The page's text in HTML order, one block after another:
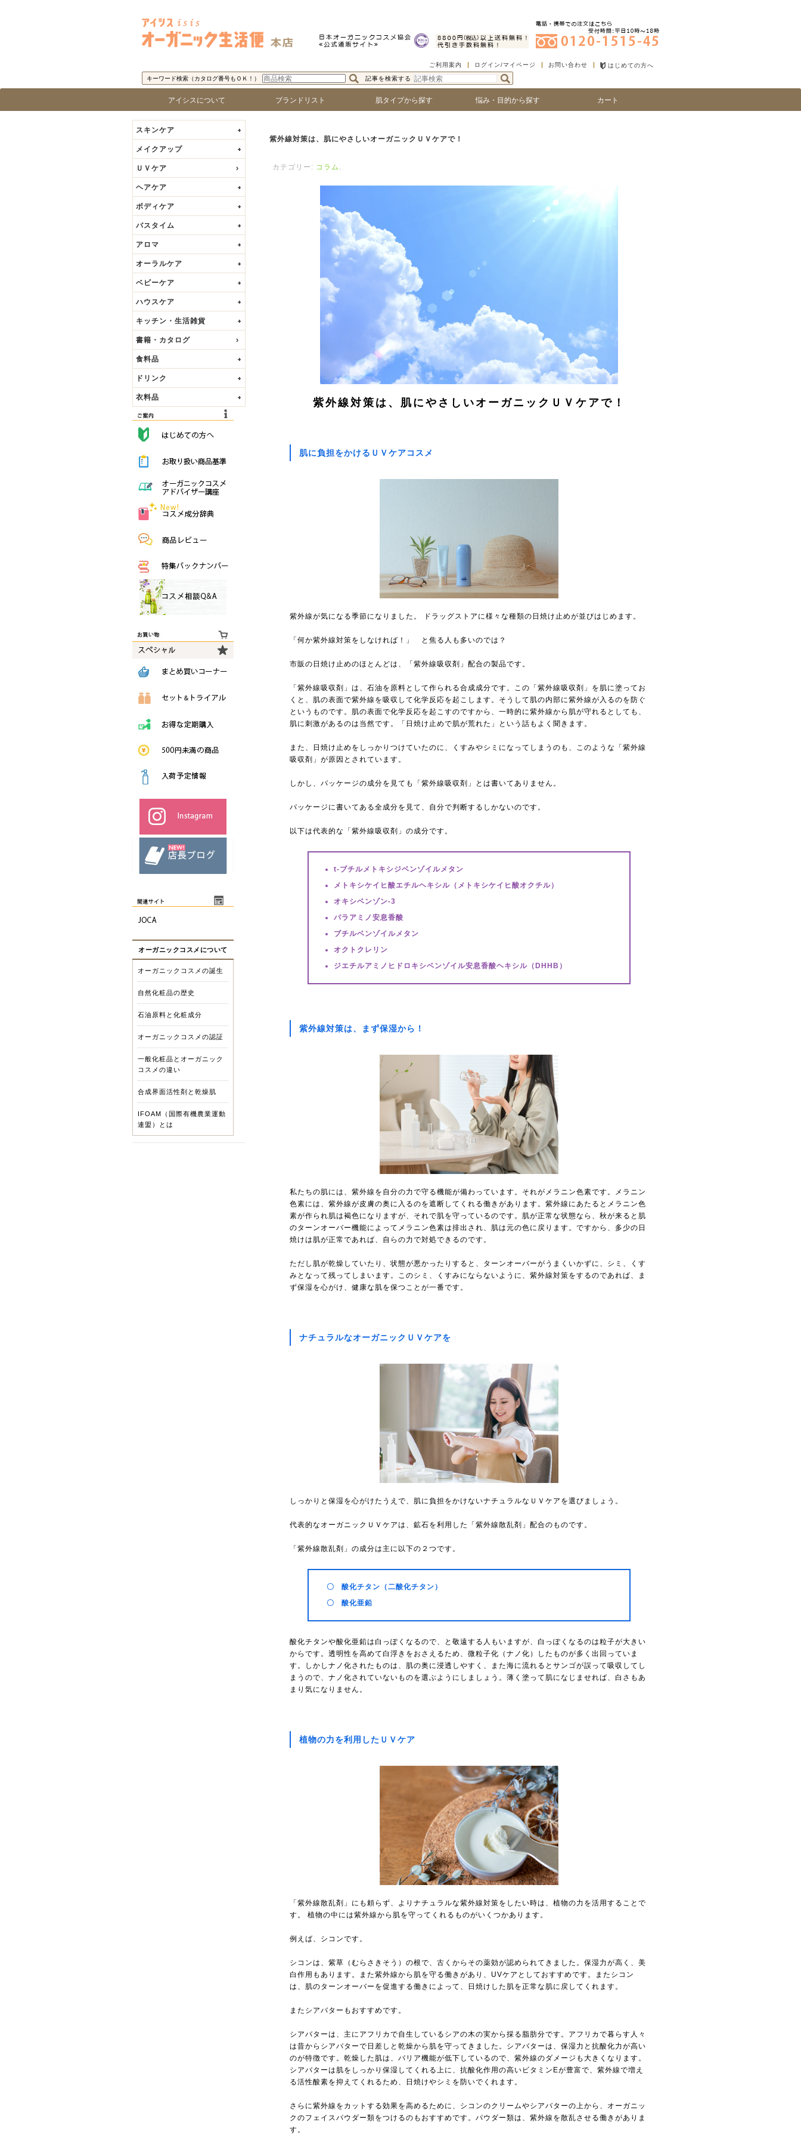
コ
ン
テ
ツ
へ
キ
ご利用案内 ログイン/マイページ お問い合わせ はじめての方へ
キーワード検索（カタログ番号もＯＫ！） 記事を検索する
アイシスについて ブランドリスト 肌タイプから探す 悩み・目的から探す カート
紫外線対策は、肌にやさしいオーガニックＵＶケアで！
カテゴリー: コラム .
紫外線対策は、肌にやさしいオーガニックＵＶケアで！
肌に負担をかけるＵＶケアコスメ
紫外線が気になる季節になりました。 ドラッグストアに様々な種類の日焼け止めが並びはじめます。
「何か紫外線対策をしなければ！」 と焦る人も多いのでは？
市販の日焼け止めのほとんどは、「紫外線吸収剤」配合の製品です。
「紫外線吸収剤」は、石油を原料として作られる合成成分です。この「紫外線吸収剤」を肌に塗ってお
くと、肌の表面で紫外線を吸収して化学反応を起こします。そうして肌の内部に紫外線が入るのを防ぐ
というものです。肌の表面で化学反応を起こすのですから、一時的に紫外線から肌が守れるとしても、
肌に刺激があるのは当然です。「日焼け止めで肌が荒れた」という話もよく聞きます。
また、日焼け止めをしっかりつけていたのに、くすみやシミになってしまうのも、このような「紫外線
吸収剤」が原因とされています。
しかし、パッケージの成分を見ても「紫外線吸収剤」とは書いてありません。
パッケージに書いてある全成分を見て、自分で判断するしかないのです。
以下は代表的な「紫外線吸収剤」の成分です。
t-ブチルメトキシジベンゾイルメタン
メトキシケイヒ酸エチルヘキシル（メトキシケイヒ酸オクチル）
オキシベンゾン-3
パラアミノ安息香酸
ブチルベンゾイルメタン
オクトクレリン
ジエチルアミノヒドロキシベンゾイル安息香酸ヘキシル（DHHB）
紫外線対策は、まず保湿から！
私たちの肌には、紫外線を自分の力で守る機能が備わっています。それがメラニン色素です。メラニン
色素には、紫外線が皮膚の奥に入るのを遮断してくれる働きがあります。紫外線にあたるとメラニン色
素が作られ肌は褐色になりますが、それで肌を守っているのです。肌が正常な状態なら、秋が来ると肌
のターンオーバー機能によってメラニン色素は排出され、肌は元の色に戻ります。ですから、多少の日
焼けは肌が正常であれば、自らの力で対処できるのです。
ただし肌が乾燥していたり、状態が悪かったりすると、ターンオーバーがうまくいかずに、シミ、くす
みとなって残ってしまいます。このシミ、くすみにならないように、紫外線対策をするのであれば、ま
ず保湿を心がけ、健康な肌を保つことが一番です。
ナチュラルなオーガニックＵＶケアを
しっかりと保湿を心がけたうえで、肌に負担をかけないナチュラルなＵＶケアを選びましょう。
代表的なオーガニックＵＶケアは、鉱石を利用した「紫外線散乱剤」配合のものです。
「紫外線散乱剤」の成分は主に以下の２つです。
酸化チタン（二酸化チタン）
酸化亜鉛
酸化チタンや酸化亜鉛は白っぽくなるので、と敬遠する人もいますが、白っぽくなるのは粒子が大きい
からです。透明性を高めて白浮きをおさえるため、微粒子化（ナノ化）したものが多く出回っていま
す。しかしナノ化されたものは、肌の奥に浸透しやすく、また海に流れるとサンゴが誤って吸収してし
まうので、ナノ化されていないものを選ぶようにしましょう。薄く塗って肌になじませれば、白さもあ
まり気になりません。
植物の力を利用したＵＶケア
「紫外線散乱剤」にも頼らず、よりナチュラルな紫外線対策をしたい時は、植物の力を活用することで
す。 植物の中には紫外線から肌を守ってくれるものがいくつかあります。
例えば、シコンです。
シコンは、紫草（むらさきそう）の根で、古くからその薬効が認められてきました。保湿力が高く、美
白作用もあります。また紫外線から肌を守る働きがあり、UVケアとしておすすめです。またシコン
は、肌のターンオーバーを促進する働きによって、日焼けした肌を正常な肌に戻してくれます。
またシアバターもおすすめです。
シアバターは、主にアフリカで自生しているシアの木の実から採る脂肪分です。アフリカで暮らす人々
は昔からシアバターで日差しと乾燥から肌を守ってきました。シアバターは、保湿力と抗酸化力が高い
のが特徴です。乾燥した肌は、バリア機能が低下しているので、紫外線のダメージも大きくなります。
シアバターは肌をしっかり保湿してくれる上に、抗酸化作用の高いビタミンEが豊富で、紫外線で増え
る活性酸素を抑えてくれるため、日焼けやシミを防いでくれます。
さらに紫外線をカットする効果を高めるために、シコンのクリームやシアバターの上から、オーガニッ
クのフェイスパウダー類をつけるのもおすすめです。パウダー類は、紫外線を散乱させる働きがありま
す。
スキンケア +
メイクアップ +
ＵＶケア
ヘアケア +
ボディケア +
バスタイム +
アロマ +
オーラルケア +
ベビーケア +
ハウスケア +
キッチン・生活雑貨 +
書籍・カタログ
食料品 +
ドリンク +
衣料品 +
オーガニックコスメについて
オーガニックコスメの誕生
自然化粧品の歴史
石油原料と化粧成分
オーガニックコスメの認証
一般化粧品とオーガニック
コスメの違い
合成界面活性剤と乾燥肌
IFOAM（国際有機農業運動
連盟）とは